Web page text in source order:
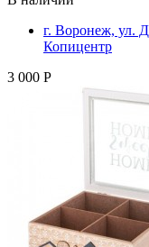
г. Воронеж, ул.
Копицентр
3 000 Р